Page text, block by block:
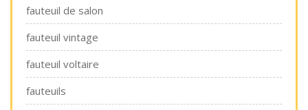
fauteuil de salon
fauteuil vintage
fauteuil voltaire
fauteuils